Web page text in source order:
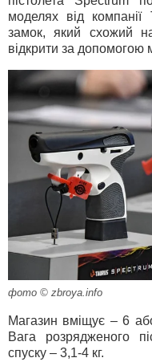
моделях від
замок, який схожий
відкрити за допомогою
фото © zbroya.info
Магазин вміщує – 6
Вага розрядженого
спуску – 3,1-4 кг.